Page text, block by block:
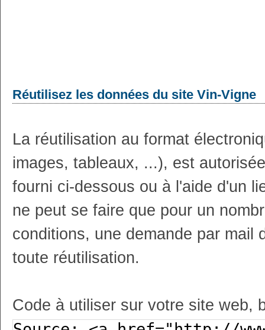
Réutilisez les données du site Vin-Vigne
La réutilisation au format
images, tableaux, ...), est
fourni ci-dessous ou à l'aide d'un
ne peut se faire que pour un
conditions, une demande par mail
toute réutilisation.
Code à utiliser sur votre site web,